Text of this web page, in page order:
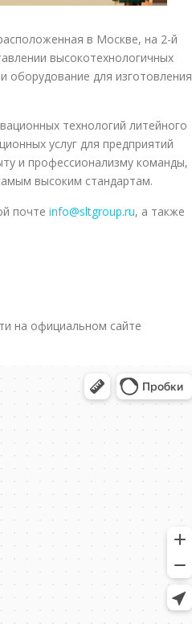
в Москве, на 2-й
высокотехнологичных
оборудование для изготовления
технологий литейного
услуг для предприятий
и профессионализму команды,
высоким стандартам.
почте info@sltgroup.ru, а также
на официальном сайте